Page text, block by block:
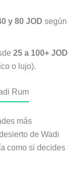
y 80 JOD según
25 a 100+ JOD
o lujo).
Rum
más
de Wadi
como si decides